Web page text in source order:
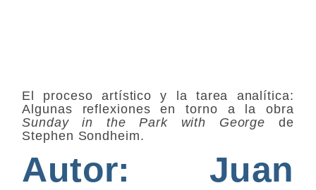
El proceso artístico y la tarea analítica:
Algunas reflexiones en torno a la obra
Sunday in the Park with George de
Stephen Sondheim.
Autor: Juan